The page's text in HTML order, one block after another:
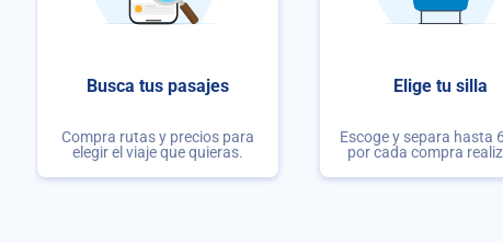
Busca tus pasajes
Compra rutas y precios para
elegir el viaje que quieras.
Elige tu silla
Escoge y separa hasta
por cada compra